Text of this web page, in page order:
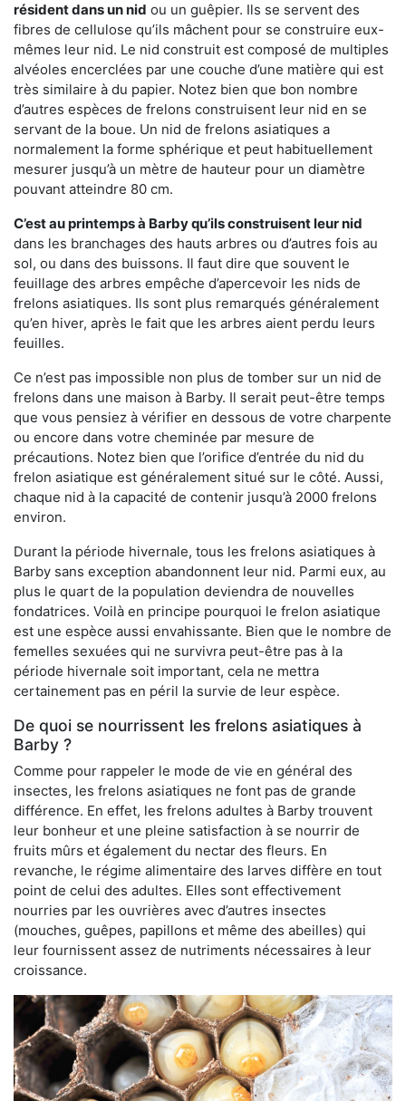
résident dans un nid ou un guêpier. Ils se servent des
fibres de cellulose qu’ils mâchent pour se construire eux-
mêmes leur nid. Le nid construit est composé de multiples
alvéoles encerclées par une couche d’une matière qui est
très similaire à du papier. Notez bien que bon nombre
d’autres espèces de frelons construisent leur nid en se
servant de la boue. Un nid de frelons asiatiques a
normalement la forme sphérique et peut habituellement
mesurer jusqu’à un mètre de hauteur pour un diamètre
pouvant atteindre 80 cm.
C’est au printemps à Barby qu’ils construisent leur nid
dans les branchages des hauts arbres ou d’autres fois au
sol, ou dans des buissons. Il faut dire que souvent le
feuillage des arbres empêche d’apercevoir les nids de
frelons asiatiques. Ils sont plus remarqués généralement
qu’en hiver, après le fait que les arbres aient perdu leurs
feuilles.
Ce n’est pas impossible non plus de tomber sur un nid de
frelons dans une maison à Barby. Il serait peut-être temps
que vous pensiez à vérifier en dessous de votre charpente
ou encore dans votre cheminée par mesure de
précautions. Notez bien que l’orifice d’entrée du nid du
frelon asiatique est généralement situé sur le côté. Aussi,
chaque nid à la capacité de contenir jusqu’à 2000 frelons
environ.
Durant la période hivernale, tous les frelons asiatiques à
Barby sans exception abandonnent leur nid. Parmi eux, au
plus le quart de la population deviendra de nouvelles
fondatrices. Voilà en principe pourquoi le frelon asiatique
est une espèce aussi envahissante. Bien que le nombre de
femelles sexuées qui ne survivra peut-être pas à la
période hivernale soit important, cela ne mettra
certainement pas en péril la survie de leur espèce.
De quoi se nourrissent les frelons asiatiques à
Barby ?
Comme pour rappeler le mode de vie en général des
insectes, les frelons asiatiques ne font pas de grande
différence. En effet, les frelons adultes à Barby trouvent
leur bonheur et une pleine satisfaction à se nourrir de
fruits mûrs et également du nectar des fleurs. En
revanche, le régime alimentaire des larves diffère en tout
point de celui des adultes. Elles sont effectivement
nourries par les ouvrières avec d’autres insectes
(mouches, guêpes, papillons et même des abeilles) qui
leur fournissent assez de nutriments nécessaires à leur
croissance.